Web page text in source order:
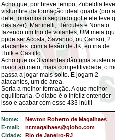
Acho que, por breve tempo, Zubeldia
vislumbre da formação ideal quarta (pro
dele, tomamos o segundo gol e ele teve
desfazer): Martinelli, Hércules e Nonato
fazendo um trio de volantes; UM meia
ppde ser Acosta, Savarino, ou Ganso); 2
atacantes: com a lesão de JK, eu iria de
Hulk e Castillo.
Acho que os 3 volantes dão uma
maior ao meio, mais competitividade; o
passa a jogar mais solto. E jogam 2
atacantes, um de área.
Seria a melhor formação. A que melhor
equilibraria. O diabo é o infeliz entender
isso e acabar com esse 433 inútil
Nome: Newton Roberto de Magalhaes
E-mail:
nr.magalhaes@globo.com
Cidade:
Rio de Janeiro-RJ